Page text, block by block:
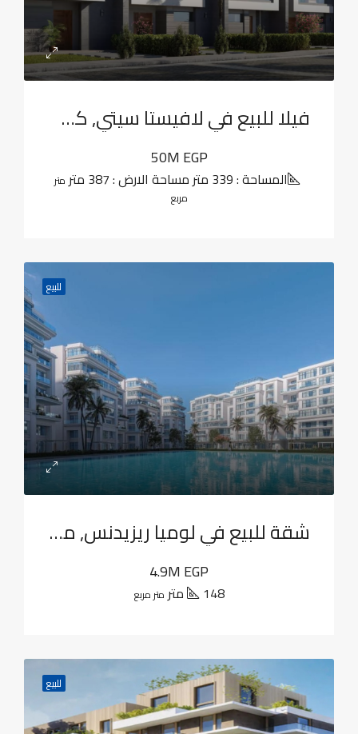
فيلا للبيع في لافيستا سيتي, كمبوندات العاصمة الإدارية الجديدة
50M EGP
المساحة : 339 متر مساحة الارض : 387 متر
متر
مربع
للبيع
شقة للبيع في لوميا ريزيدنس, منطقة ار 7
4.9M EGP
148 متر متر مربع
للبيع